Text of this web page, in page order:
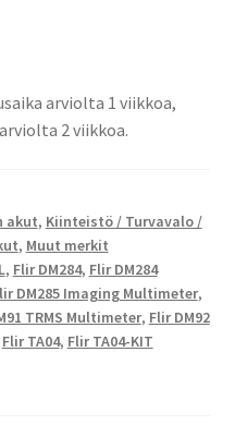
arviolta 1 viikkoa,
2 viikkoa.
akut, Kiinteistö / Turvavalo /
, Muut merkit
, Flir DM284, Flir DM284
DM285 Imaging Multimeter,
TRMS Multimeter, Flir DM92
Flir TA04, Flir TA04-KIT